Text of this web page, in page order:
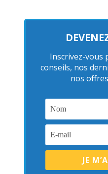
Inscrivez-vous
conseils, nos
nos